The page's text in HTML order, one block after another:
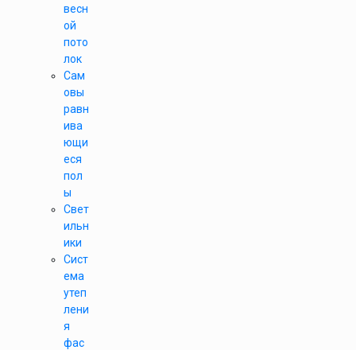
весн
ой
пото
лок
Сам
овы
равн
ива
ющи
еся
пол
ы
Свет
ильн
ики
Сист
ема
утеп
лени
я
фас